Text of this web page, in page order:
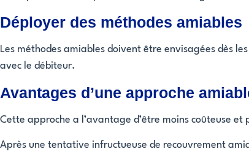
Déployer des méthodes amiables
Les méthodes amiables doivent être envisagées dès
avec le débiteur.
Avantages d’une approche
Cette approche a l’avantage d’être moins coûteuse
Après une tentative infructueuse de recouvrement